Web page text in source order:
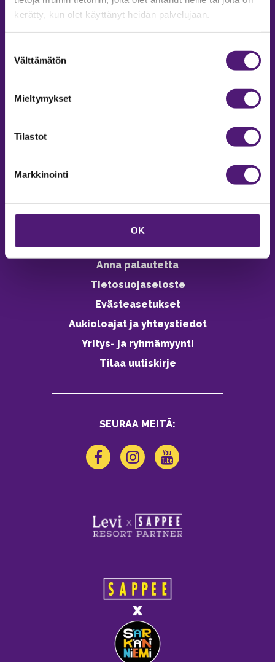
kerätty, kun olet käyttänyt heidän palvelujaan.
valinta
Välttämätön
Mieltymykset
Tilastot
Markkinointi
OK
MAJOITUS
Tiedustelut & Varaukset
Vastuullisuus
Ympäristöohjelma
Avoimet työpaikat
Anna palautetta
Tietosuojaseloste
Evästeasetukset
Aukioloajat ja yhteystiedot
Yritys- ja ryhmämyynti
Tilaa uutiskirje
SEURAA MEITÄ: